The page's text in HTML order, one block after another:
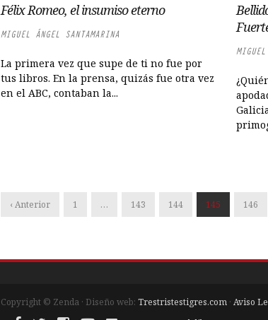
Félix Romeo, el insumiso eterno
MIGUEL ÁNGEL SANTAMARINA
La primera vez que supe de ti no fue por
tus libros. En la prensa, quizás fue otra vez
en el ABC, contaban la...
‹ Anterior 1 … 143 144 145 146
Copyright © Zenda · Diseño web: Trestristestigres.com · Aviso